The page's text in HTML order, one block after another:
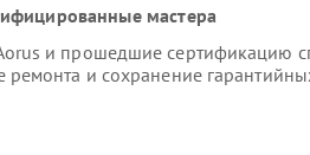
мастера
и прошедшие сертификацию
ремонта и сохранение